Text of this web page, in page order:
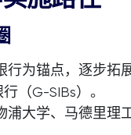
行为锚点，逐步拓
（G-SIBs）。
浦大学、马德里理